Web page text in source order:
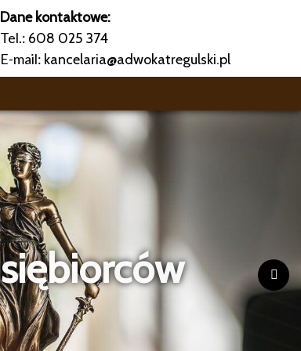
Dane kontaktowe:
Tel.: 608 025 374
E-mail: kancelaria@adwokatregulski.pl